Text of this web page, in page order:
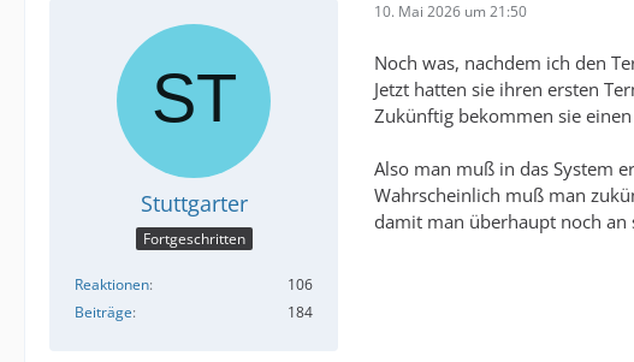
Stuttgarter
Fortgeschritten
Reaktionen
106
Beiträge
184
10. Mai 2026 um 21:50
Noch was, nachdem ich den
Jetzt hatten sie ihren ersten
Zukünftig bekommen sie
Also man muß in das System
Wahrscheinlich muß man
damit man überhaupt noch an